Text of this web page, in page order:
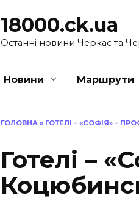
18000.ck.ua
Останні новини Черкас та
Новини Маршрути
ГОЛОВНА » ГОТЕЛІ – «СОФІЯ» –
Готелі –